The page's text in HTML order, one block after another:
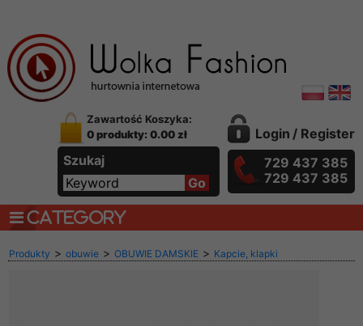
Zawartość Koszyka:
0 produkty: 0.00 zł
Szukaj
Login / Register
729 437 385
729 437 385
CATEGORY
Produkty > obuwie > OBUWIE DAMSKIE > Kapcie, klapki